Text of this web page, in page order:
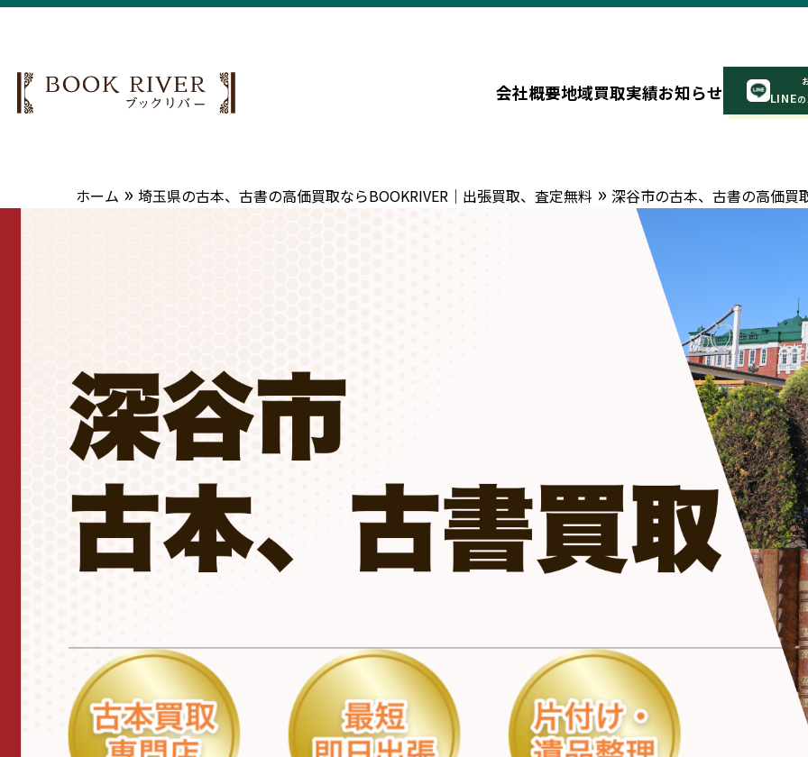
会社概要地域買取実績お知らせ LINEの
ホーム » 埼玉県の古本、古書の高価買取ならBOOKRIVER｜出張買取、査定無料 » 深谷市の古本、古書の高価買